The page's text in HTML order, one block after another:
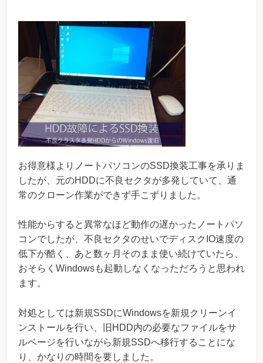
お得意様よりノートパソコンのSSD換装工事を承りま
したが、元のHDDに不良セクタが多発していて、通
常のクローン作業ができず手こずりました。
性能からすると異常なほど動作の遅かったノートパソ
コンでしたが、不良セクタのせいでディスクIO速度の
低下が酷く、あと数ヶ月そのまま使い続けていたら、
おそらくWindowsも起動しなくなっただろうと思われ
ます。
対処としては新規SSDにWindowsを新規クリーンイ
ンストールを行い、旧HDD内の必要なファイルをサ
ルベージを行いながら新規SSDへ移行することにな
り、かなりの時間を要しました。